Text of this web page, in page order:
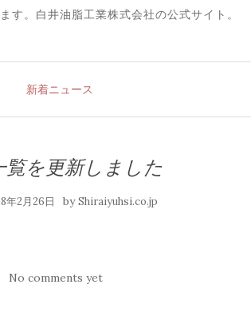
す。白井油脂工業株式会社の公式サイト。
新着ニュース
覧を更新しました
年2月26日 byShiraiyuhsi.co.jp
No comments yet